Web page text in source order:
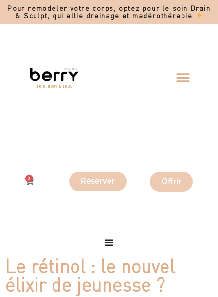
Pour remodeler votre corps, optez pour le soin Drain
& Sculpt, qui allie drainage et madérothérapie
0 Réserver Offrir
Le rétinol : le nouvel
élixir de jeunesse ?